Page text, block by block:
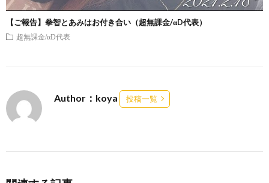
【ご報告】拳智とあみはお付き合い（超無課金/αD代表）
超無課金/αD代表
Author：koya 投稿一覧